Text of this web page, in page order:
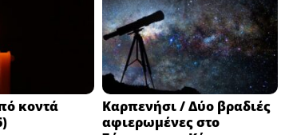
κοντά
Καρπενήσι / Δύο βραδιές
αφιερωμένες στο